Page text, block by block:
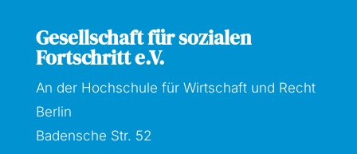
Gesellschaft für sozialen
Fortschritt e.V.
An der Hochschule für Wirtschaft und Recht
Berlin
Badensche Str. 52